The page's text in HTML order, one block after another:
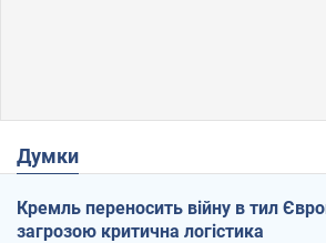
Думки
Кремль переносить війну в тил
загрозою критична логістика